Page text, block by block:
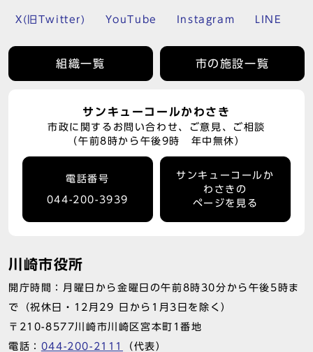
X(旧Twitter) YouTube Instagram LINE
組織一覧 市の施設一覧
サンキューコールかわさき
市政に関するお問い合わせ、ご意見、ご相談
（午前8時から午後9時 年中無休）
電話番号
044-200-3939
サンキューコールか
わさきの
ページを見る
川崎市役所
開庁時間：月曜日から金曜日の午前8時30分から午後5時ま
で（祝休日・12月29 日から1月3日を除く）
〒210-8577川崎市川崎区宮本町1番地
電話： 044-200-2111 （代表）